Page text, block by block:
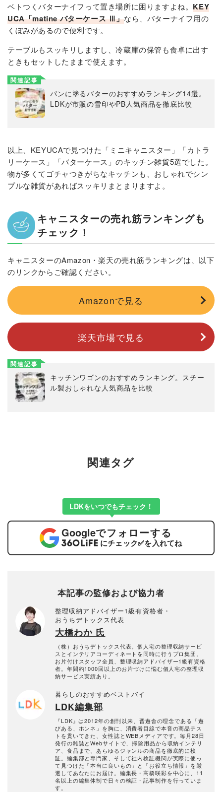
ベトつくバターナイフって置き場所に困りますよね。KEY
UCA「matine バターケース Ⅲ」なら、バターナイフ用の
くぼみがあるので便利です。
テーブルもスッキリしますし、冷蔵庫の保管も食卓に出す
ときもセットしたままで使えます。
関連記事
パンに塗るバターのおすすめランキング14選。
LDKが市販の雪印やPB人気商品を徹底比較
以上、KEYUCAで見つけた「ミニキャニスター」「カトラ
リーケース」「バターケース」のキッチン雑貨5選でした。
物が多くてゴチャつきがちなキッチンも、おしゃれでシン
プルな雑貨があればスッキリまとまりますよ。
キャニスターの売れ筋ランキングも
チェック！
キャニスターのAmazon・楽天の売れ筋ランキングは、以下
のリンクからご確認ください。
Amazonで見る
楽天市場で見る
関連記事
キッチンワゴンのおすすめランキング。スチー
ル製おしゃれな人気商品を比較
関連タグ
LDKをいつでもチェック！
Googleでフォローする
にチェック✅を入れてね
本記事の監修および協力者
整理収納アドバイザー1級有資格者・
おうちデトックス代表
大橋わか 氏
（株）おうちデトックス代表。個人宅の整理収納サービ
スとインテリアコーディネートを同時に行うプロ集団。
お片付けスタッフ全員、整理収納アドバイザー1級有資格
者。年間約1000回以上のお片づけに悩む個人宅の整理収
納サービス実績あり。
暮らしのおすすめベストバイ
LDK編集部
『LDK』は2012年の創刊以来、晋遊舎の理念である「遊
びある、ホンネ」を胸に、消費者目線で本音の商品テス
トを貫いてきた、女性誌とWEBメディアです。毎月28日
発行の雑誌とWebサイトで、掃除用品から収納インテリ
ア、食品まで、あらゆるジャンルの商品を徹底的に検
証。編集部と専門家、そして社内検証機関が実際に使っ
て見つけた「本当に良いもの」と「お役立ち情報」を厳
選してあなたにお届け。編集長・高橋咲彩を中心に、11
名以上の編集体制で日々の検証・記事制作を行っていま
す。